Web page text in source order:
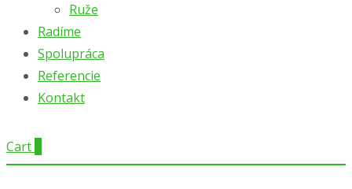
Ruže
Radíme
Spolupráca
Referencie
Kontakt
Cart